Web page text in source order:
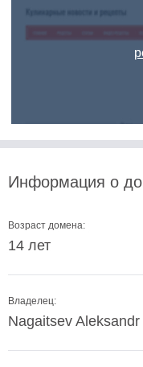
Информация о
Возраст домена:
14 лет
Владелец:
Nagaitsev Aleksandr